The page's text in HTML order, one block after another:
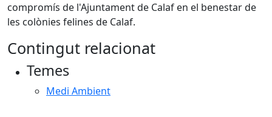
compromís de l'Ajuntament de Calaf en el benestar de
les colònies felines de Calaf.
Contingut relacionat
Temes
Medi Ambient